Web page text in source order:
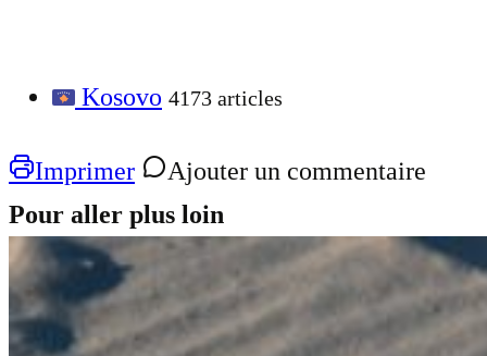
Kosovo 4173 articles
Imprimer
Ajouter un commentaire
Pour aller plus loin